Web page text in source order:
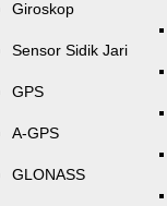
Giroskop
Sensor Sidik Jari
GPS
A-GPS
GLONASS